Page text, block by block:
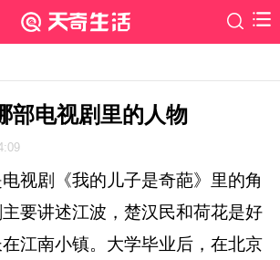
部电视剧里的人物
视剧《我的儿子是奇葩》里的角
要讲述江波，楚汉民和荷花是好
江南小镇。大学毕业后，在北京